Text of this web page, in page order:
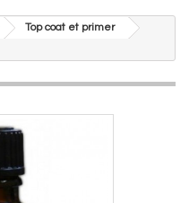
Top coat et primer